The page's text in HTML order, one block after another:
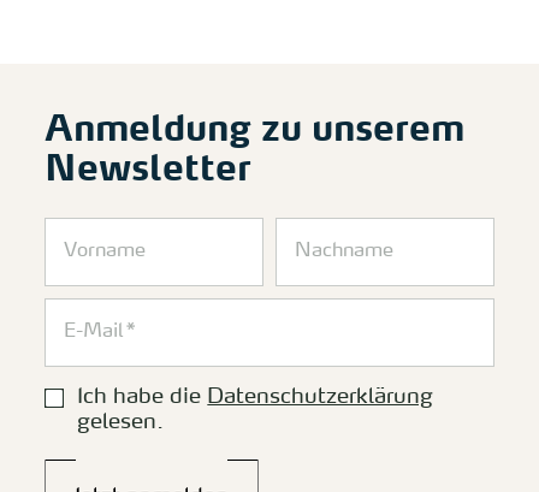
Anmeldung zu unserem
Newsletter
Ich habe die Datenschutzerklärung
gelesen.